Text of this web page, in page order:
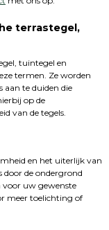
terrastegel,
tuintegel en
termen. Ze worden
aan te duiden die
op de
van de tegels.
en het uiterlijk van
door de ondergrond
voor uw gewenste
meer toelichting of